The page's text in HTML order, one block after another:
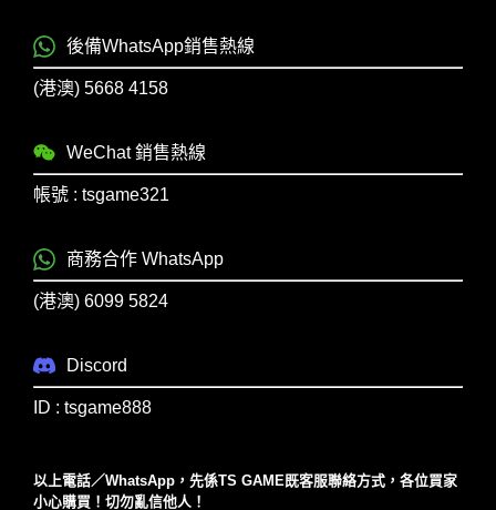
後備WhatsApp銷售熱線
(港澳) 5668 4158
WeChat 銷售熱線
帳號 : tsgame321
商務合作 WhatsApp
(港澳) 6099 5824
Discord
ID : tsgame888
以上電話／WhatsApp，先係TS GAME既客服聯絡⽅式，各位買家
⼩⼼購買！切勿亂信他⼈！